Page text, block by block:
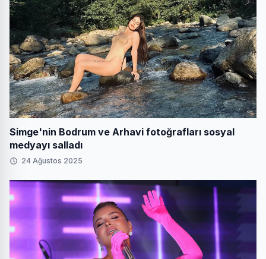
Simge'nin Bodrum ve Arhavi fotoğrafları sosyal
medyayı salladı
24 Ağustos 2025